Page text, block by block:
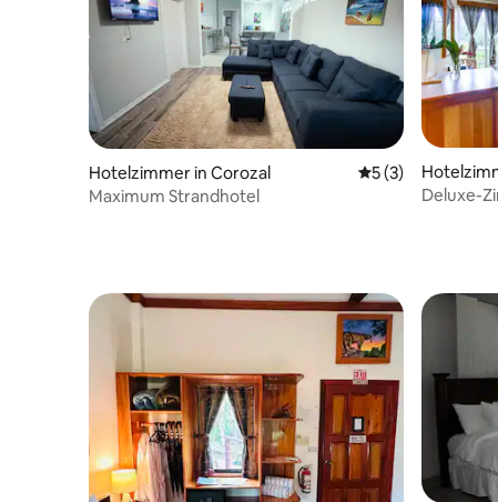
Hotelzimmer in Corozal Durchschnittliche
5 (3)
Maximum Strandhotel
Deluxe-